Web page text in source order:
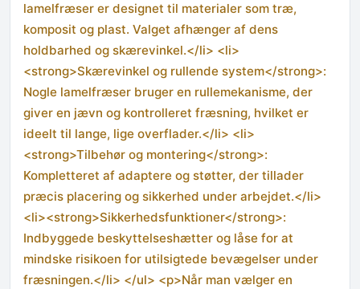
lamelfræser er designet til materialer som træ,
komposit og plast. Valget afhænger af dens
holdbarhed og skærevinkel.</li> <li>
<strong>Skærevinkel og rullende system</strong>:
Nogle lamelfræser bruger en rullemekanisme, der
giver en jævn og kontrolleret fræsning, hvilket er
ideelt til lange, lige overflader.</li> <li>
<strong>Tilbehør og montering</strong>:
Kompletteret af adaptere og støtter, der tillader
præcis placering og sikkerhed under arbejdet.</li>
<li><strong>Sikkerhedsfunktioner</strong>:
Indbyggede beskyttelseshætter og låse for at
mindske risikoen for utilsigtede bevægelser under
fræsningen.</li> </ul> <p>Når man vælger en